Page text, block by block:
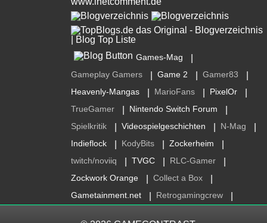
Games-Mag
Gameplay Gamers Game 2 Gamer83
Heavenly-Mangas MarioFans PixelOr
TrueGamer Nintendo Switch Forum
Spielkritik Videospielgeschichten N-Mag
Indieflock KodyBits Zockerheim
twitch/noviiq TVGC RLC-Gamer
Zockwork Orange Collect a Box
Gametainment.net Retrogamingcrew